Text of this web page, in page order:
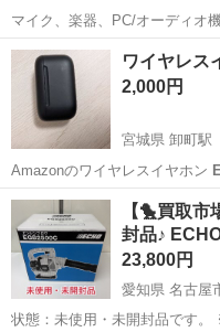
マイク、楽器、PC/オーディオ
ルステレオアンプです。 - メーカー: Roland - モデル名: MOBILE BA -
アンチフィードバック機能付き
大分 大分市 豊後国分駅
ワイヤレス
2,000円
宮城県 卸町駅
Amazonのワイヤレスイヤホン
宮城 仙台市 卸町駅
【🐤買取
封品♪
23,800円
愛知県 名古屋
状態：未使用・未開封品です。 ※こちらの商品は他のサイトや店頭で